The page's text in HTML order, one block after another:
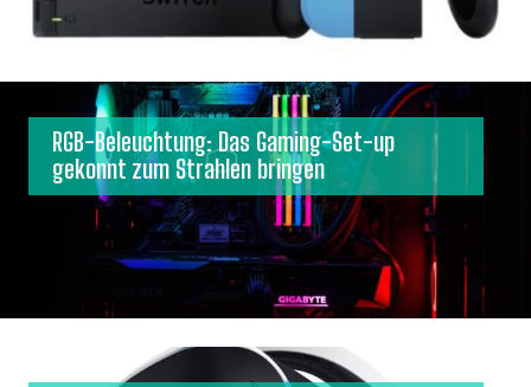
RGB-Beleuchtung: Das Gaming-Set-up
gekonnt zum Strahlen bringen